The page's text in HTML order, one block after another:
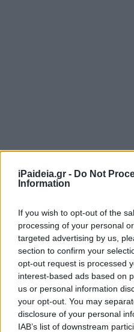
iPaideia.gr - Do Not
Information
If you wish to opt-out of the
processing of your personal
targeted advertising by us,
section to confirm your
opt-out request is processed
interest-based ads based on
us or personal information
your opt-out. You may
disclosure of your personal
IAB’s list of downstream